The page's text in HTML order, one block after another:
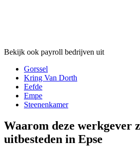
Bekijk ook payroll bedrijven uit
Gorssel
Kring Van Dorth
Eefde
Empe
Steenenkamer
Waarom deze werkgever
uitbesteden in Epse